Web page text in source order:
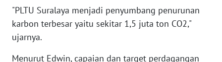
"PLTU Suralaya menjadi penyumbang penurunan
karbon terbesar yaitu sekitar 1,5 juta ton CO2,"
ujarnya.
Menurut Edwin, capaian dan target perdagangan
WN
JATIM